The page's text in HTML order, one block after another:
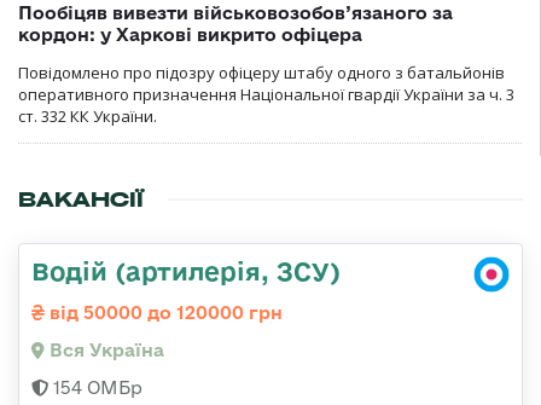
Пообіцяв вивезти військовозобов’язаного за
кордон: у Харкові викрито офіцера
Повідомлено про підозру офіцеру штабу одного з батальйонів
оперативного призначення Національної гвардії України за ч. 3
ст. 332 КК України.
ВАКАНСІЇ
Водій (артилерія, ЗСУ)
від 50000 до 120000 грн
Вся Україна
154 ОМБр